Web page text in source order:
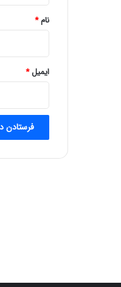
نام*
ایمیل*